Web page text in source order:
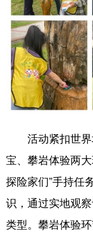
陕西
新疆
多语种频道
English
Deutsch
活动紧扣世
宝、攀岩体验两
探险家们”手持任
识，通过实地观
类型。攀岩体验